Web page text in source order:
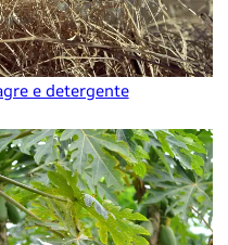
e detergente